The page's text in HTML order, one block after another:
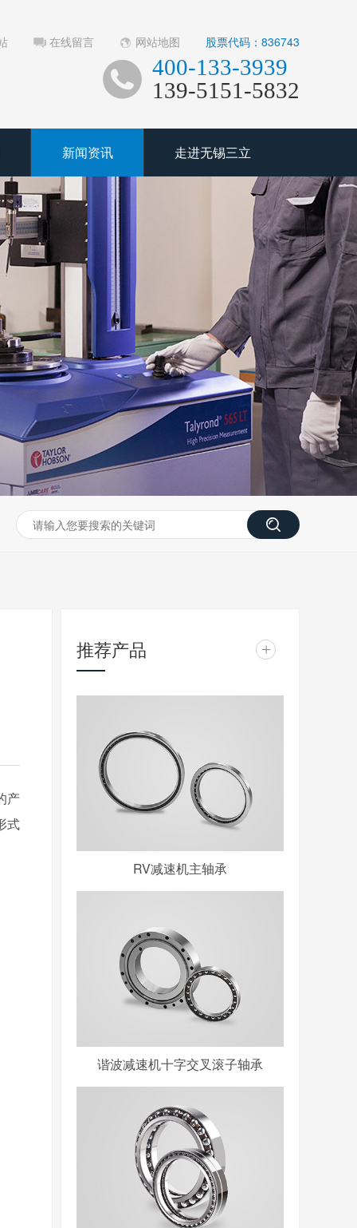
在线留言 网站地图 股票代码：836743
400-133-3939
139-5151-5832
新闻资讯 走进无锡三立
产
式
推荐产品 +
RV减速机主轴承
谐波减速机十字交叉滚子轴承